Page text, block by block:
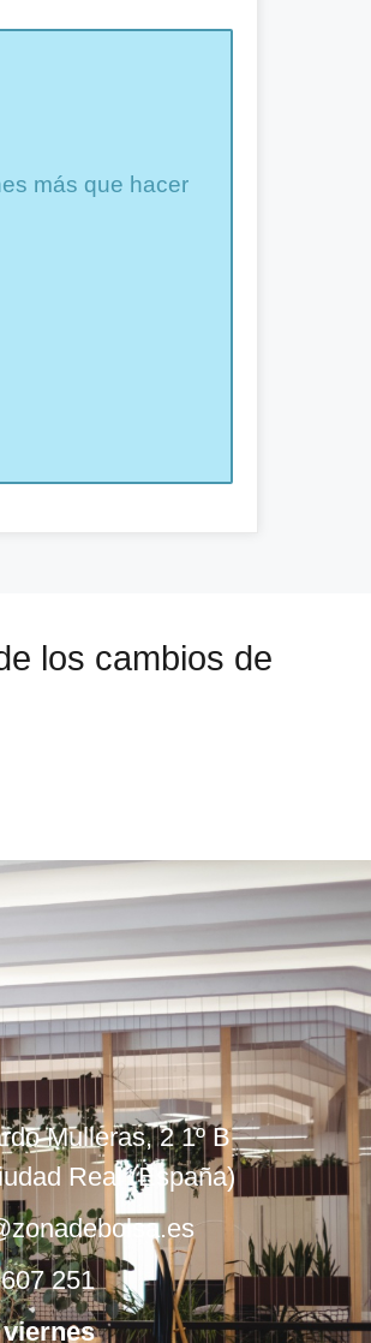
más que hacer
los cambios de
Mulleras, 2 1º B
Real (España)
251